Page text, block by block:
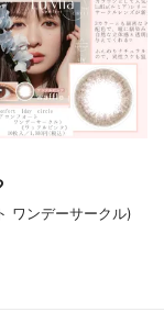
ワンデーサークル)